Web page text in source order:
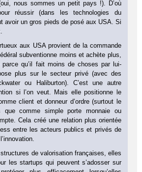
nous sommes un petit pays !). D’où
réussir (dans les technologies du
avoir un gros pieds de posé aux USA. Si
aux USA provient de la commande
subventionne moins et achète plus,
parce qu’il fait moins de choses par lui-
plus sur le secteur privé (avec des
ou Haliburton). C’est une autre
si l’on veut. Mais elle positionne le
client et donneur d’ordre (surtout le
que comme simple porte monnaie ou
Cela créé une relation plus orientée
entre les acteurs publics et privés de
de valorisation françaises, elles
les startups qui peuvent s’adosser sur